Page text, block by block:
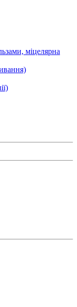
міцелярна